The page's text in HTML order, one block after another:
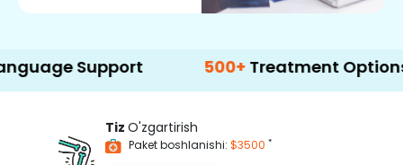
500+ Treatment Options
Tiz O'zgartirish
Paket boshlanishi: $3500 *